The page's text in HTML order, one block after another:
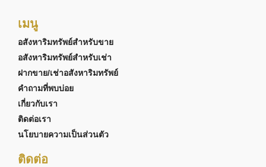
เมนู
อสังหาริมทรัพย์สำหรับขาย
อสังหาริมทรัพย์สำหรับเช่า
ฝากขาย/เช่าอสังหาริมทรัพย์
คำถามที่พบบ่อย
เกี่ยวกับเรา
ติดต่อเรา
นโยบายความเป็นส่วนตัว
ติดต่อ